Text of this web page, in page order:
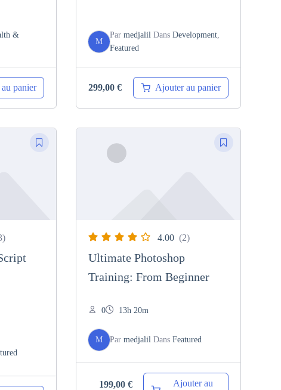
&
panier
M
Par medjalil Dans Development,
Featured
299,00 € Ajouter au panier
4.00 (2)
Ultimate Photoshop
Training: From Beginner
0 13h 20m
M Par medjalilDans Featured
199,00€
Ajouter au